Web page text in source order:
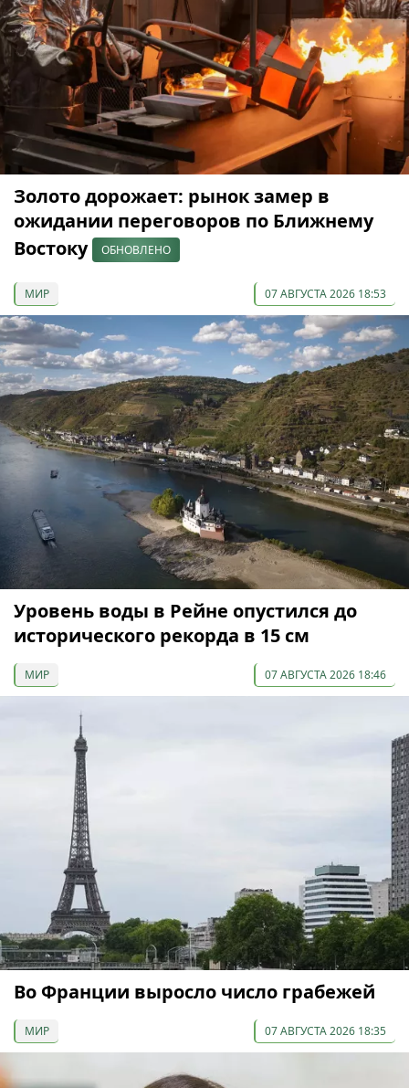
Золото дорожает: рынок замер в
ожидании переговоров по Ближнему
Востоку
ОБНОВЛЕНО
МИР 07 АВГУСТА 2026 18:53
Уровень воды в Рейне опустился до
исторического рекорда в 15 см
МИР 07 АВГУСТА 2026 18:46
Во Франции выросло число грабежей
МИР 07 АВГУСТА 2026 18:35